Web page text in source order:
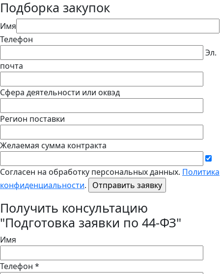
Подборка закупок
Имя
Телефон
Эл.
почта
Сфера деятельности или оквэд
Регион поставки
Желаемая сумма контракта
Согласен на обработку персональных данных. Политика
конфиденциальности.
Получить консультацию
"Подготовка заявки по 44-ФЗ"
Имя
Телефон *